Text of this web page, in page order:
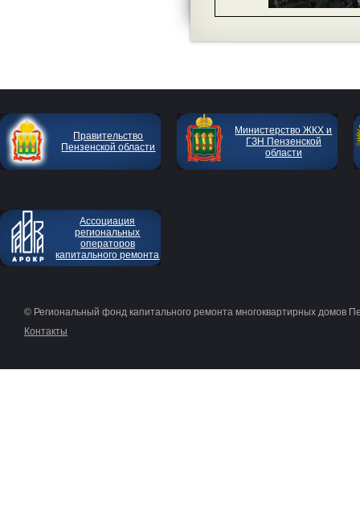
Правительство
Пензенской области
Министерство ЖКХ и
ГЗН Пензенской
области
Ассоциация
региональных
операторов
капитального ремонта
© Региональный фонд капитального ремонта многоквартирных домов
Контакты